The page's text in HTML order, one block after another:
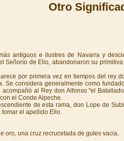
Otro
antiguos e ilustres de Navarra y
Señorío de Elio, abandonaron su
por primera vez en tiempos del rey
Se considera generalmente como
al Rey don Alfonso "el
el Conde Alpeche.
de esta rama, don Lope de
tomar el apellido Elio.
oro, una cruz recrucetada de gules vacia.